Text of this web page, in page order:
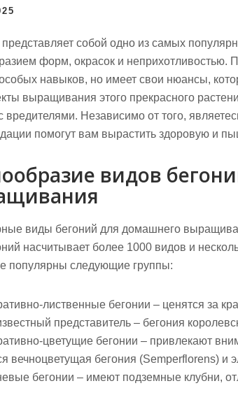
представляет собой одно из самых
форм, окрасок и неприхотливостью.
навыков, но имеет свои нюансы,
выращивания этого прекрасного
вредителями. Независимо от того,
помогут вам вырастить здоровую и
видов
виды бегоний для домашнего
насчитывает более 1000 видов и
популярны следующие группы:
лиственные бегонии – ценятся за
представитель – бегония
цветущие бегонии – привлекают
вечноцветущая бегония (Semperflorens) и
бегонии – имеют подземные клубни,